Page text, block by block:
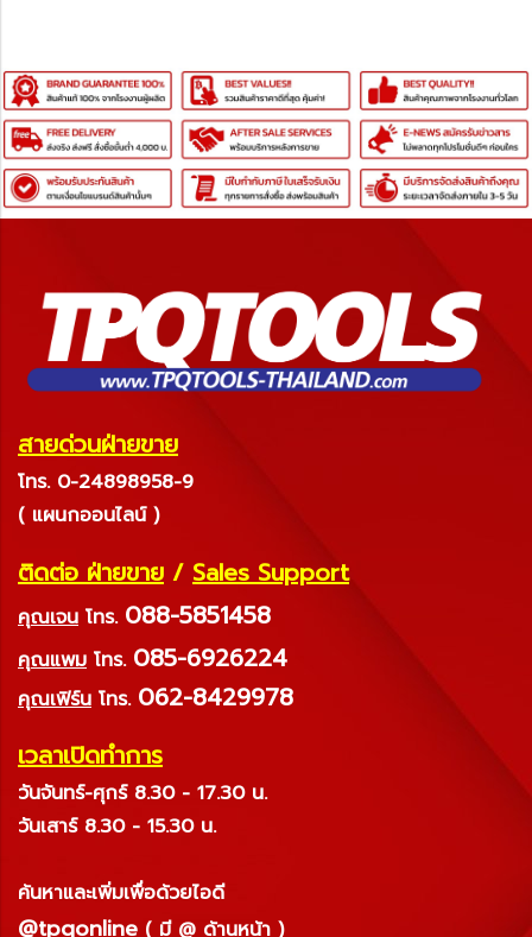
สายด่วนฝ่ายขาย
โทร. 0-24898958-9
( แผนกออนไลน์ )
ติดต่อ ฝ่ายขาย / Sales Support
คุณเจน โทร. 088-5851458
คุณแพม โทร. 085-6926224
คุณเฟิร์น โทร. 062-8429978
เวลาเปิดทำการ
วันจันทร์-ศุกร์ 8.30 - 17.30 น.
วันเสาร์ 8.30 - 15.30 น.
ค้นหาและเพิ่มเพื่อด้วยไอดี
@tpqonline ( มี @ ด้านหน้า )